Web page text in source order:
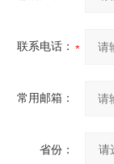
联系电话：
常用邮箱：
省份：